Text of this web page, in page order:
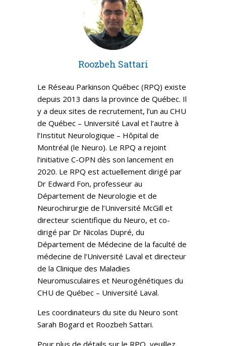
Roozbeh Sattari
Le Réseau Parkinson Québec (RPQ) existe
depuis 2013 dans la province de Québec. Il
y a deux sites de recrutement, l’un au CHU
de Québec – Université Laval et l’autre à
l’Institut Neurologique – Hôpital de
Montréal (le Neuro). Le RPQ a rejoint
l’initiative C-OPN dès son lancement en
2020. Le RPQ est actuellement dirigé par
Dr Edward Fon, professeur au
Département de Neurologie et de
Neurochirurgie de l’Université McGill et
directeur scientifique du Neuro, et co-
dirigé par Dr Nicolas Dupré, du
Département de Médecine de la faculté de
médecine de l’Université Laval et directeur
de la Clinique des Maladies
Neuromusculaires et Neurogénétiques du
CHU de Québec – Université Laval.
Les coordinateurs du site du Neuro sont
Sarah Bogard et Roozbeh Sattari.
Pour plus de détails sur le RPQ, veuillez